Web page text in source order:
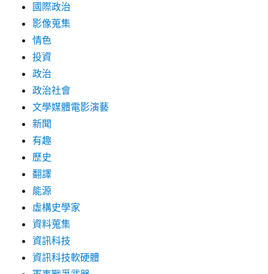
國際政治
影像蒐集
情色
投資
政治
政治社會
文學媒體電影演藝
新聞
有趣
歷史
翻譯
能源
虛構史學家
資料蒐集
資訊科技
資訊科技軟硬體